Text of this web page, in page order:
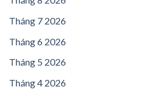
Tháng 7 2026
Tháng 6 2026
Tháng 5 2026
Tháng 4 2026